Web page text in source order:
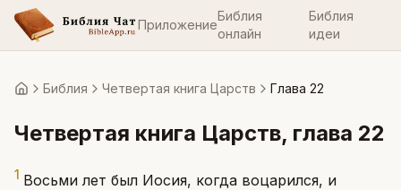
Приложение
Библия
онлайн
Библия
идеи
ГлавнаяБиблия Четвертая книга Царств Глава 22
Четвертая книга Царств, глава 22
1 Восьми лет был Иосия, когда воцарился, и